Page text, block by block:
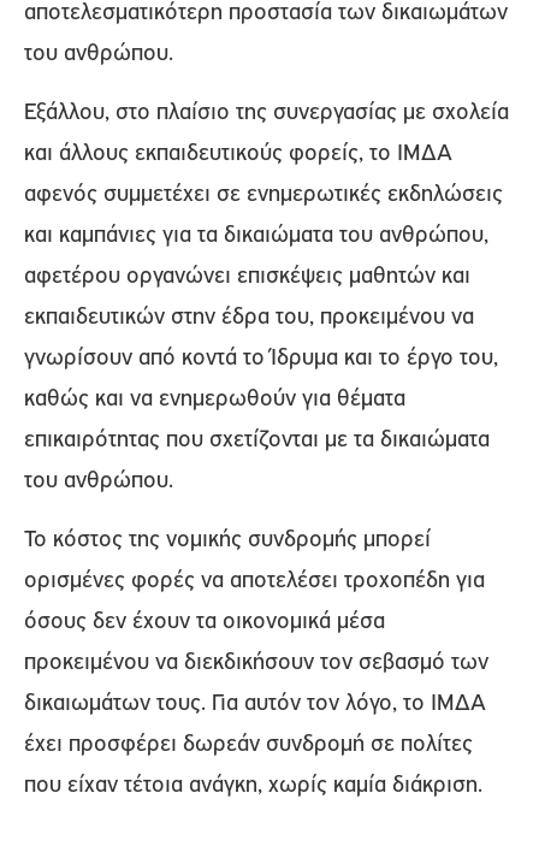
αποτελεσματικότερη προστασία των δικαιωμάτων
του ανθρώπου.
Εξάλλου, στο πλαίσιο της συνεργασίας με σχολεία
και άλλους εκπαιδευτικούς φορείς, το ΙΜΔΑ
αφενός συμμετέχει σε ενημερωτικές εκδηλώσεις
και καμπάνιες για τα δικαιώματα του ανθρώπου,
αφετέρου οργανώνει επισκέψεις μαθητών και
εκπαιδευτικών στην έδρα του, προκειμένου να
γνωρίσουν από κοντά το Ίδρυμα και το έργο του,
καθώς και να ενημερωθούν για θέματα
επικαιρότητας που σχετίζονται με τα δικαιώματα
του ανθρώπου.
Το κόστος της νομικής συνδρομής μπορεί
ορισμένες φορές να αποτελέσει τροχοπέδη για
όσους δεν έχουν τα οικονομικά μέσα
προκειμένου να διεκδικήσουν τον σεβασμό των
δικαιωμάτων τους. Για αυτόν τον λόγο, το ΙΜΔΑ
έχει προσφέρει δωρεάν συνδρομή σε πολίτες
που είχαν τέτοια ανάγκη, χωρίς καμία διάκριση.